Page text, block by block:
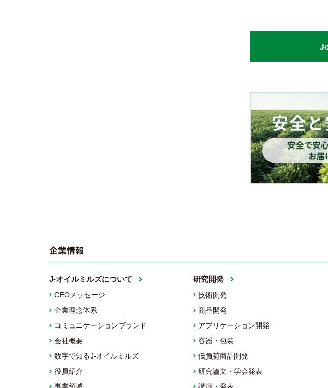
企業情報
J-オイルミルズについて
CEOメッセージ
企業理念体系
コミュニケーションブランド
会社概要
数字で知るJ-オイルミルズ
役員紹介
事業領域
研究開発
技術開発
商品開発
アプリケーション開発
容器・包装
低負荷商品開発
研究論文・学会発表
講演・発表